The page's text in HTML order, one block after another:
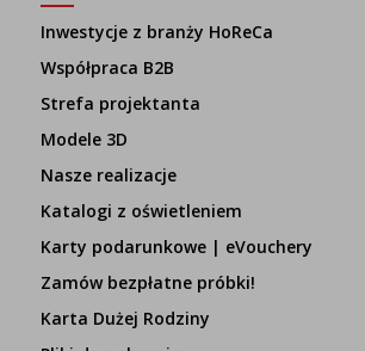
Inwestycje z branży HoReCa
Współpraca B2B
Strefa projektanta
Modele 3D
Nasze realizacje
Katalogi z oświetleniem
Karty podarunkowe | eVouchery
Zamów bezpłatne próbki!
Karta Dużej Rodziny